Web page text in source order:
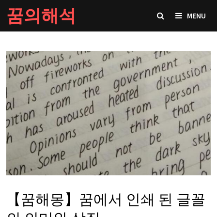
Skip
to
content
꿈의해석 MENU
【꿈해몽】꿈에서 인쇄 된 글꼴